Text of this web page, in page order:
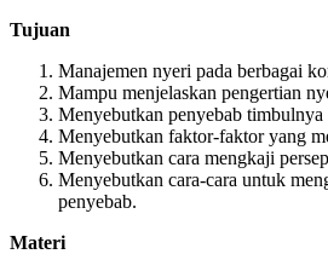
Tujuan
Manajemen nyeri pada berbagai
Mampu menjelaskan pengertian
Menyebutkan penyebab timbulnya
Menyebutkan faktor-faktor yang
Menyebutkan cara mengkaji
Menyebutkan cara-cara untuk
penyebab.
Materi